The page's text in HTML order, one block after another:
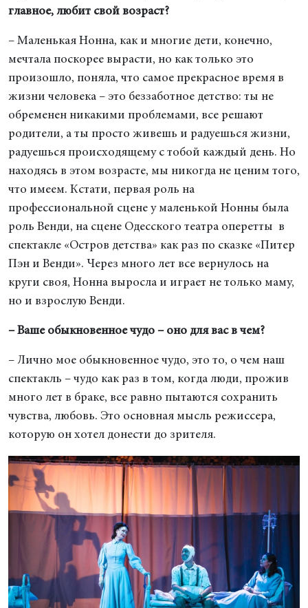
главное, любит свой возраст?
– Маленькая Нонна, как и многие дети, конечно,
мечтала поскорее вырасти, но как только это
произошло, поняла, что самое прекрасное время в
жизни человека – это беззаботное детство: ты не
обременен никакими проблемами, все решают
родители, а ты просто живешь и радуешься жизни,
радуешься происходящему с тобой каждый день. Но
находясь в этом возрасте, мы никогда не ценим того,
что имеем. Кстати, первая роль на
профессиональной сцене у маленькой Нонны была
роль Венди, на сцене Одесского театра оперетты в
спектакле «Остров детства» как раз по сказке «Питер
Пэн и Венди». Через много лет все вернулось на
круги своя, Нонна выросла и играет не только маму,
но и взрослую Венди.
– Ваше обыкновенное чудо – оно для вас в чем?
– Лично мое обыкновенное чудо, это то, о чем наш
спектакль – чудо как раз в том, когда люди, прожив
много лет в браке, все равно пытаются сохранить
чувства, любовь. Это основная мысль режиссера,
которую он хотел донести до зрителя.